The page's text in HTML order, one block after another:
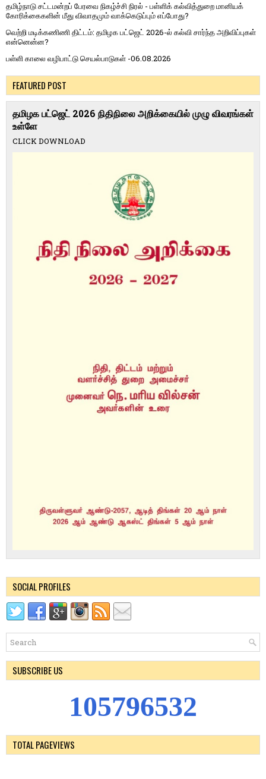
தமிழ்நாடு சட்டமன்றப் பேரவை நிகழ்ச்சி நிரல் - பள்ளிக் கல்வித்துறை மானியக்
கோரிக்கைகளின் மீது விவாதமும் வாக்கெடுப்பும் எப்போது?
வெற்றி மடிக்கணிணி திட்டம்: தமிழக பட்ஜெட் 2026-ல் கல்வி சார்ந்த அறிவிப்புகள்
என்னென்ன?
பள்ளி காலை வழிபாட்டு செயல்பாடுகள் -06.08.2026
FEATURED POST
தமிழக பட்ஜெட் 2026 நிதிநிலை அறிக்கையில் முழு விவரங்கள்
உள்ளே
CLICK DOWNLOAD
SOCIAL PROFILES
SUBSCRIBE US
105796532
TOTAL PAGEVIEWS